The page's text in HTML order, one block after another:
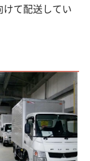
て配送してい